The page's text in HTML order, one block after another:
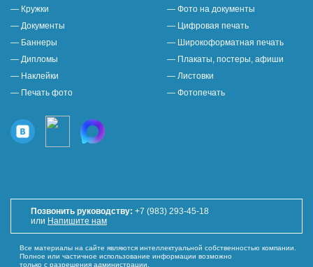
— Кружки
— Фото на документы
— Документы
— Цифровая печать
— Баннеры
— Широкоформатная печать
— Дипломы
— Плакаты, постеры, афиши
— Наклейки
— Листовки
— Печать фото
— Фотопечать
Позвонить руководству: +7 (983) 293-45-18
или Напишите нам
Все материалы на сайте являются интеллектуальной собственностью компании.
Полное или частичное использование информации возможно
только с разрешения администрации.